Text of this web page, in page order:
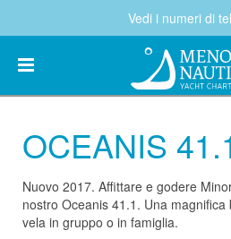
Vedi i numeri di
(+34) 682 605
OCEANIS
Nuovo 2017. Affittare e godere
nostro Oceanis 41.1. Una
vela in gruppo o in famiglia.